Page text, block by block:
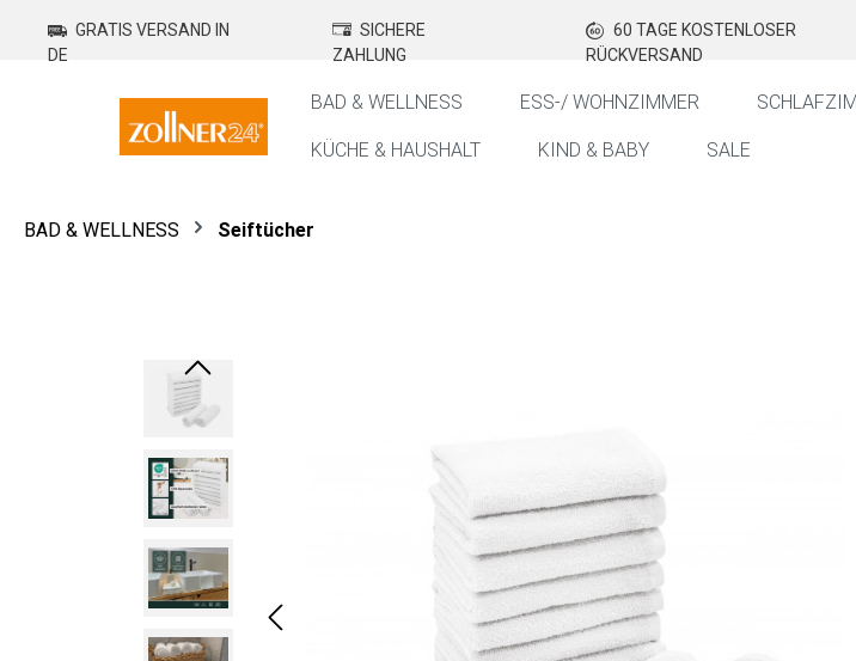
Zur Hauptnavigation springen
GRATIS VERSAND IN
DE
SICHERE
ZAHLUNG
60 TAGE KOSTENLOSER
RÜCKVERSAND
BAD & WELLNESS ESS-/ WOHNZIMMER
KÜCHE & HAUSHALT KIND & BABY
SALE
BAD & WELLNESS Seiftücher
Bildergalerie überspringen